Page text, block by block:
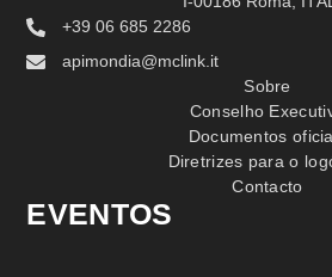
+39 06 685 2286
apimondia@mclink.it
Sobre
Conselho
Documentos
Diretrizes para o
Contacto
EVENTOS